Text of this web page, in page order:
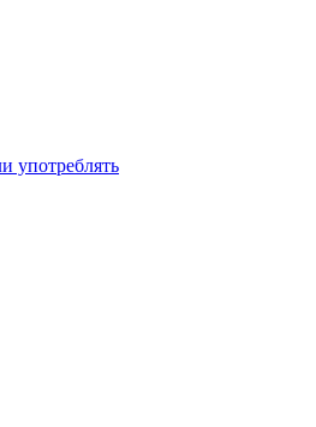
употреблять